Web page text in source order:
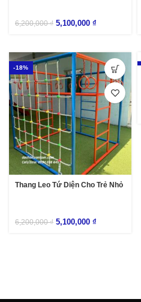
6,200,000₫ 5,100,000 ₫
-18%
Thang Leo Tứ Diện Cho Trẻ Nhỏ
6,200,000₫ 5,100,000 ₫